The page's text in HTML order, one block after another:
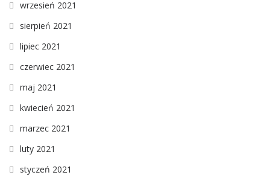
wrzesień 2021
sierpień 2021
lipiec 2021
czerwiec 2021
maj 2021
kwiecień 2021
marzec 2021
luty 2021
styczeń 2021